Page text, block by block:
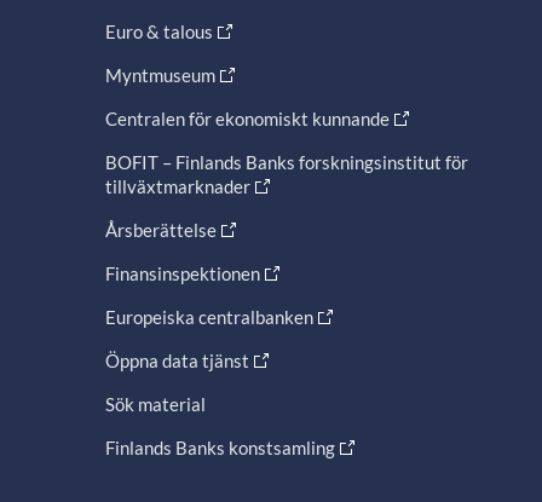
Euro & talous
Myntmuseum
Centralen för ekonomiskt kunnande
BOFIT – Finlands Banks forskningsinstitut för
tillväxtmarknader
Årsberättelse
Finansinspektionen
Europeiska centralbanken
Öppna data tjänst
Sök material
Finlands Banks konstsamling